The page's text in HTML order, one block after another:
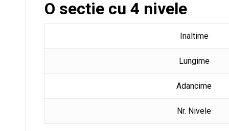
O sectie cu 4 nivele
Inaltime
Lungime
Adancime
Nr. Nivele